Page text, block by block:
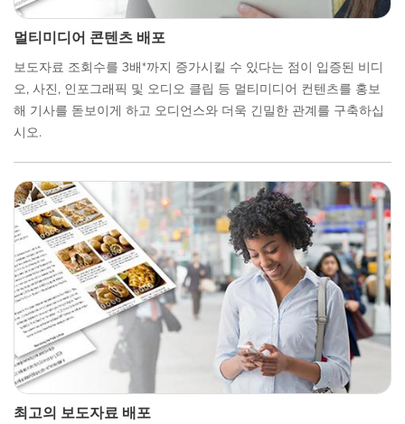
멀티미디어 콘텐츠 배포
보도자료 조회수를 3배*까지 증가시킬 수 있다는 점이 입증된 비디
오, 사진, 인포그래픽 및 오디오 클립 등 멀티미디어 컨텐츠를 홍보
해 기사를 돋보이게 하고 오디언스와 더욱 긴밀한 관계를 구축하십
시오.
최고의 보도자료 배포